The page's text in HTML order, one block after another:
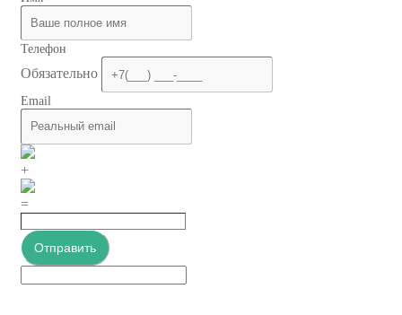
Телефон
Обязательно
Email
+
=
Отправить